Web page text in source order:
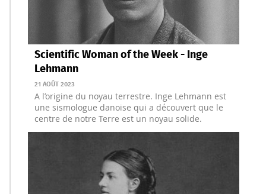
Scientific Woman of the Week - Inge
Lehmann
21 AOÛT 2023
A l’origine du noyau terrestre. Inge Lehmann est
une sismologue danoise qui a découvert que le
centre de notre Terre est un noyau solide.